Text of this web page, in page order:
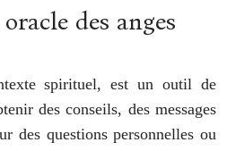
oracle des anges
spirituel, est un outil de
des conseils, des messages
des questions personnelles ou